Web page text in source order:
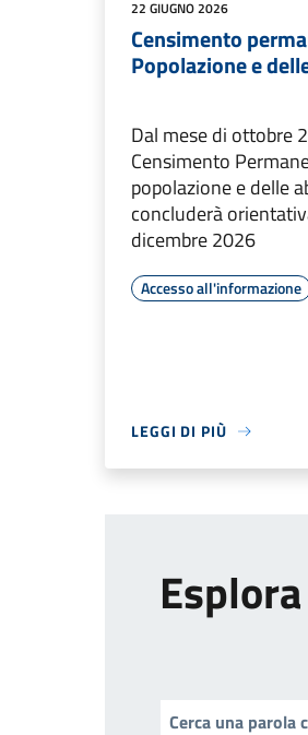
22 GIUGNO 2026
Censimento
Popolazione e
Dal mese di ottobre
Censimento
popolazione e delle
concluderà
dicembre 2026
Accesso all'informazione
LEGGI DI PIÙ